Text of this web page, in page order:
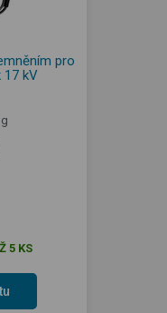
pro
17 kV
5 KS